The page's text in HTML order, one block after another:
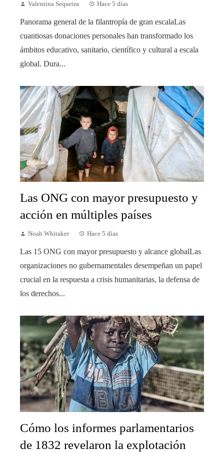
Valentina Sequeira Hace 5 días
Panorama general de la filantropía de gran escalaLas
cuantiosas donaciones personales han transformado los
ámbitos educativo, sanitario, científico y cultural a escala
global. Dura...
Las ONG con mayor presupuesto y
acción en múltiples países
Noah Whitaker Hace 5 días
Las 15 ONG con mayor presupuesto y alcance globalLas
organizaciones no gubernamentales desempeñan un papel
crucial en la respuesta a crisis humanitarias, la defensa de
los derechos...
Cómo los informes parlamentarios
de 1832 revelaron la explotación